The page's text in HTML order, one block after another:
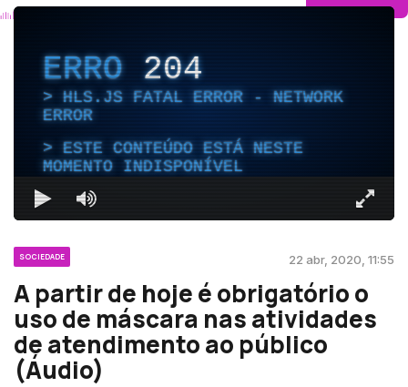
ERRO204
HLS.JS FATAL ERROR - NETWORK
ERROR
ESTE CONTEÚDO ESTÁ NESTE
MOMENTO INDISPONÍVEL
SOCIEDADE 22 abr, 2020, 11:55
A partir de hoje é obrigatório o
uso de máscara nas atividades
de atendimento ao público
(Áudio)